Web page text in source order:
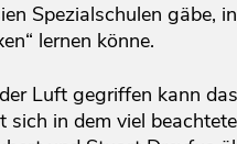
Spezialschulen gäbe,
lernen könne.
Luft gegriffen kann
sich in dem viel